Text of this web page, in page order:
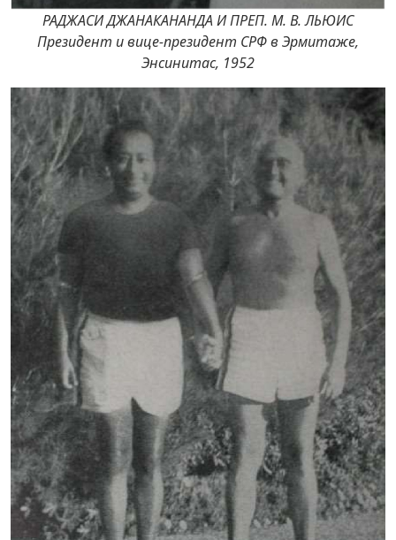
РАДЖАСИ ДЖАНАКАНАНДА И ПРЕП. М. В. ЛЬЮИС
Президент и вице-президент СРФ в Эрмитаже,
Энсинитас, 1952